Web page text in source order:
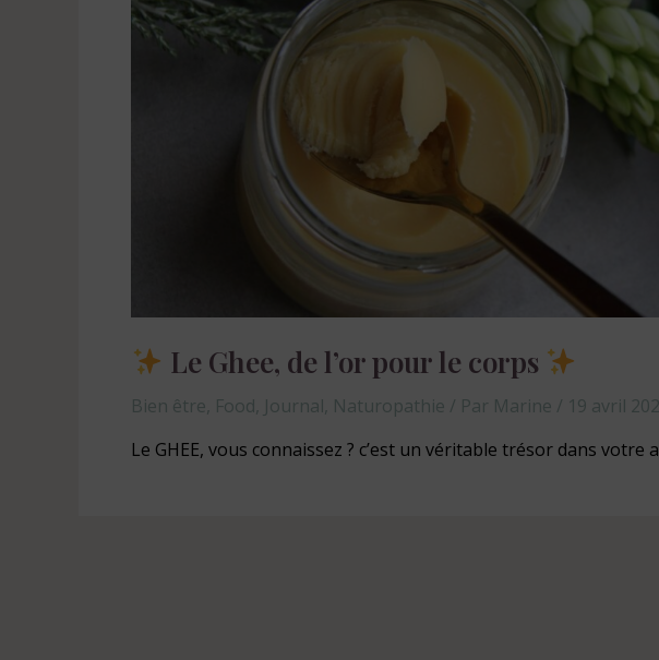
Le Ghee, de l’or pour le corps
Bien être Food Journal Naturopathie / Par Marine / 19 avril
Le GHEE, vous connaissez ? c’est un véritable trésor dans votre